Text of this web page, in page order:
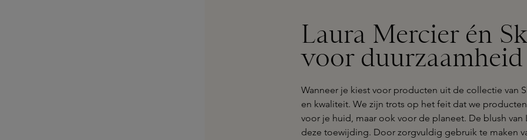
Laura Mercier én
voor duurzaamheid
Wanneer je kiest voor producten uit de collectie van
en kwaliteit. We zijn trots op het feit dat we
voor je huid, maar ook voor de planeet. De blush van
deze toewijding. Door zorgvuldig gebruik te maken